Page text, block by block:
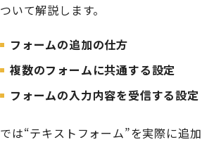
ついて解説します。
フォームの追加の仕方
複数のフォームに共通する設定
フォームの入力内容を受信する設定
では“テキストフォーム”を実際に追加